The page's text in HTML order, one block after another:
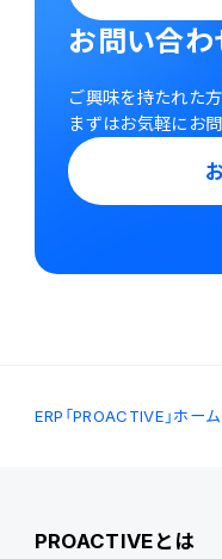
お問い合わ
ご興味を持たれた方
まずはお気軽にお
ERP「PROACTIVE」ホーム
PROACTIVEとは